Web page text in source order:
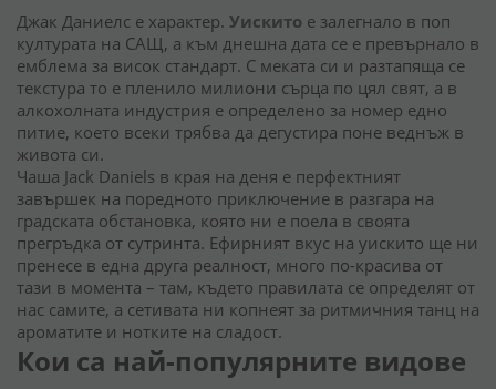
Джак Даниелс е характер. Уискито е залегнало в поп
културата на САЩ, а към днешна дата се е превърнало в
емблема за висок стандарт. С меката си и разтапяща се
текстура то е пленило милиони сърца по цял свят, а в
алкохолната индустрия е определено за номер едно
питие, което всеки трябва да дегустира поне веднъж в
живота си.
Чаша Jack Daniels в края на деня е перфектният
завършек на поредното приключение в разгара на
градската обстановка, която ни е поела в своята
прегръдка от сутринта. Ефирният вкус на уискито ще ни
пренесе в една друга реалност, много по-красива от
тази в момента – там, където правилата се определят от
нас самите, а сетивата ни копнеят за ритмичния танц на
ароматите и нотките на сладост.
Кои са най-популярните видове